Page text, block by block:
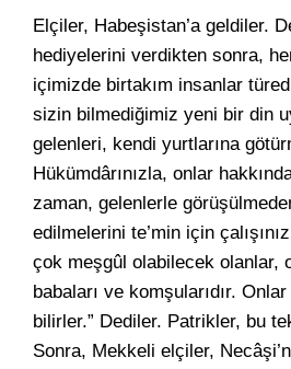
Elçiler, Habeşistan’a geldiler.
hediyelerini verdikten sonra,
içimizde birtakım insanlar
sizin bilmediğimiz yeni bir din
gelenleri, kendi yurtlarına
Hükümdârınızla, onlar
zaman, gelenlerle
edilmelerini te’min için
çok meşgûl olabilecek olanlar,
babaları ve komşularıdır.
bilirler.” Dediler. Patrikler, bu
Sonra, Mekkeli elçiler,